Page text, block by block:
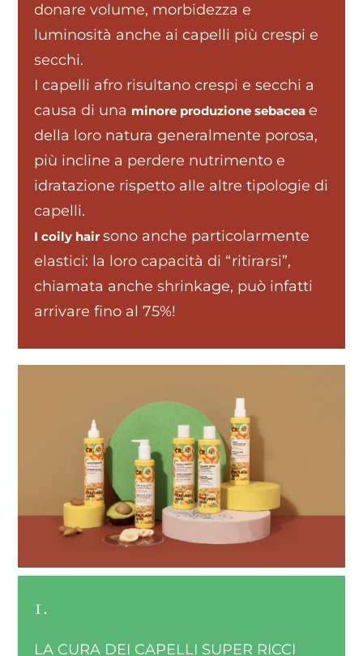
donare volume, morbidezza e
luminosità anche ai capelli più crespi e
secchi.
I capelli afro risultano crespi e secchi a
causa di una minore produzione sebaceae
della loro natura generalmente porosa,
più incline a perdere nutrimento e
idratazione rispetto alle altre tipologie di
capelli.
I coily hairsono anche particolarmente
elastici: la loro capacità di “ritirarsi”,
chiamata anche shrinkage, può infatti
arrivare fino al 75%!
1.
LA CURA DEI CAPELLI SUPER RICCI